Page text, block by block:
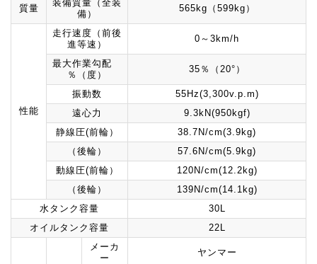
質量
装備質量（全装
備）
565kg（599kg）
性能
走行速度（前後
進等速）
0～3km/h
最大作業勾配
％（度）
35％（20°）
振動数
55Hz(3,300v.p.m)
遠心力
9.3kN(950kgf)
静線圧(前輪）
38.7N/cm(3.9kg)
（後輪）
57.6N/cm(5.9kg)
動線圧(前輪）
120N/cm(12.2kg)
（後輪）
139N/cm(14.1kg)
水タンク容量
30L
オイルタンク容量
22L
メーカ
ー
ヤンマー